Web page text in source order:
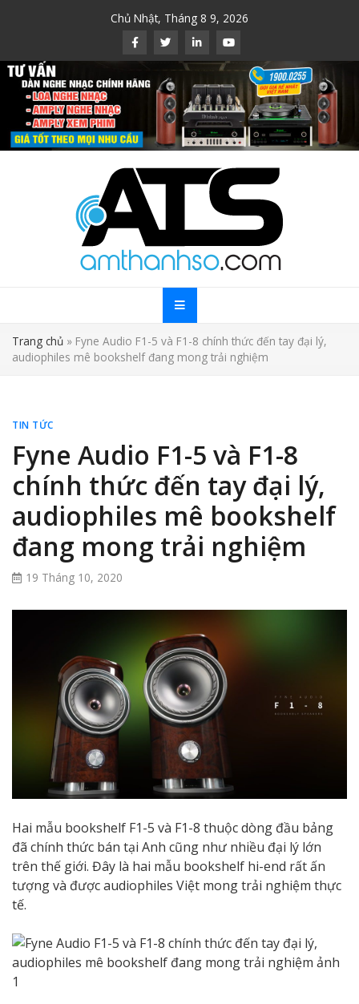
Chủ Nhật, Tháng 8 9, 2026
Trang chủ » Fyne Audio F1-5 và F1-8 chính thức đến tay đại lý,
audiophiles mê bookshelf đang mong trải nghiệm
TIN TỨC
Fyne Audio F1-5 và F1-8
chính thức đến tay đại lý,
audiophiles mê bookshelf
đang mong trải nghiệm
19 Tháng 10, 2020
Hai mẫu bookshelf F1-5 và F1-8 thuộc dòng đầu bảng
đã chính thức bán tại Anh cũng như nhiều đại lý lớn
trên thế giới. Đây là hai mẫu bookshelf hi-end rất ấn
tượng và được audiophiles Việt mong trải nghiệm thực
tế.